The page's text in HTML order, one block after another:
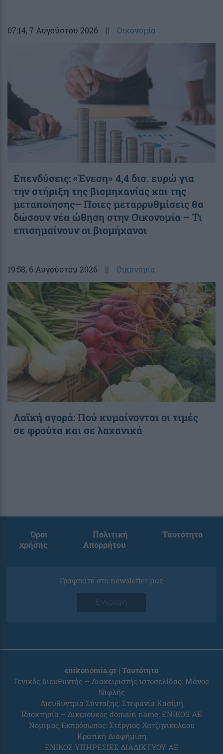
07:14, 7 Αυγούστου 2026 || Οικονομία
Επενδύσεις: «Ένεση» 4,4 δισ. ευρώ για
την στήριξη της βιομηχανίας και της
μεταποίησης– Ποιες μεταρρυθμίσεις θα
δώσουν νέα ώθηση στην Οικονομία – Τι
επισημαίνουν οι βιομήχανοι
19:58, 6 Αυγούστου 2026 || Οικονομία
Λαϊκή αγορά: Πού κυμαίνονται οι τιμές
σε φρούτα και σε λαχανικά
Όροι
χρήσης
Πολιτική
Απορρήτου
Ταυτότητα
Γραφτείτε στο newsletter μας
Εγγραφή
enikonomia.gr | Ταυτότητα
Γενικός διευθυντής – Διαχειριστής ιστοσελίδας: Μάνος
Νιφλής
Διευθύντρια Σύνταξης: Στεφανία Κασίμη
Ιδιοκτησία – Δικαιούχος domain name: ENIKOS AE
Νόμιμος Εκπρόσωπος: Στέργιος Χατζηνικολάου
Κρατική Διαφήμιση
ΕΝΙΚΟΣ ΥΠΗΡΕΣΙΕΣ ΔΙΑΔΙΚΤΥΟΥ ΑΕ